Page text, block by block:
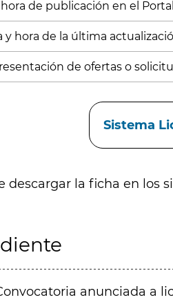
de publicación en el
y hora de la última
de ofertas o
Sistema
descargar la ficha en los
anunciada a